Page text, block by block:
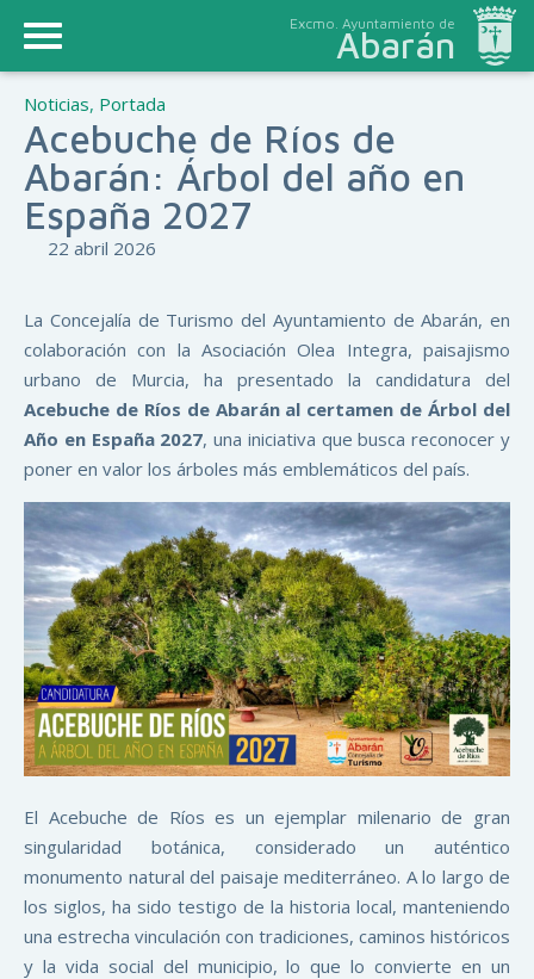
Excmo. Ayuntamiento de
Abarán
Noticias, Portada
Acebuche de Ríos de
Abarán: Árbol del año en
España 2027
22 abril 2026
La Concejalía de Turismo del Ayuntamiento de Abarán, en
colaboración con la Asociación Olea Integra, paisajismo
urbano de Murcia, ha presentado la candidatura del
Acebuche de Ríos de Abarán al certamen de Árbol del
Año en España 2027, una iniciativa que busca reconocer y
poner en valor los árboles más emblemáticos del país.
El Acebuche de Ríos es un ejemplar milenario de gran
singularidad botánica, considerado un auténtico
monumento natural del paisaje mediterráneo. A lo largo de
los siglos, ha sido testigo de la historia local, manteniendo
una estrecha vinculación con tradiciones, caminos históricos
y la vida social del municipio, lo que lo convierte en un